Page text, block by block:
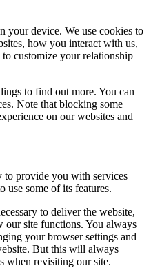
your device. We use cookies to
how you interact with us,
customize your relationship
to find out more. You can
Note that blocking some
on our websites and
to provide you with services
use some of its features.
to deliver the website,
site functions. You always
your browser settings and
But this will always
when revisiting our site.